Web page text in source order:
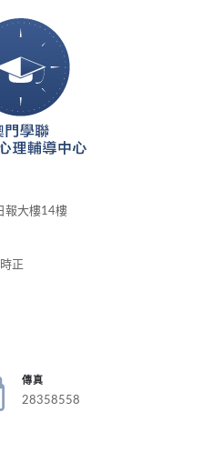
傳真
28358558
報大樓14樓
正